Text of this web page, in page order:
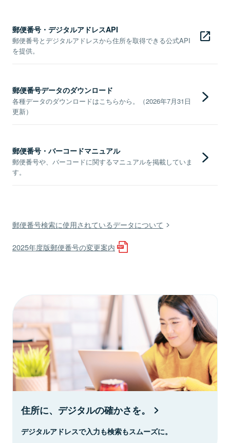
郵便番号・デジタルアドレスAPI
郵便番号とデジタルアドレスから住所を取得できる公式API
を提供。
郵便番号データのダウンロード
各種データのダウンロードはこちらから。（2026年7月31日
更新）
郵便番号・バーコードマニュアル
郵便番号や、バーコードに関するマニュアルを掲載していま
す。
郵便番号検索に使用されているデータについて
2025年度版郵便番号の変更案内
住所に、デジタルの確かさを。
デジタルアドレスで入力も検索もスムーズに。